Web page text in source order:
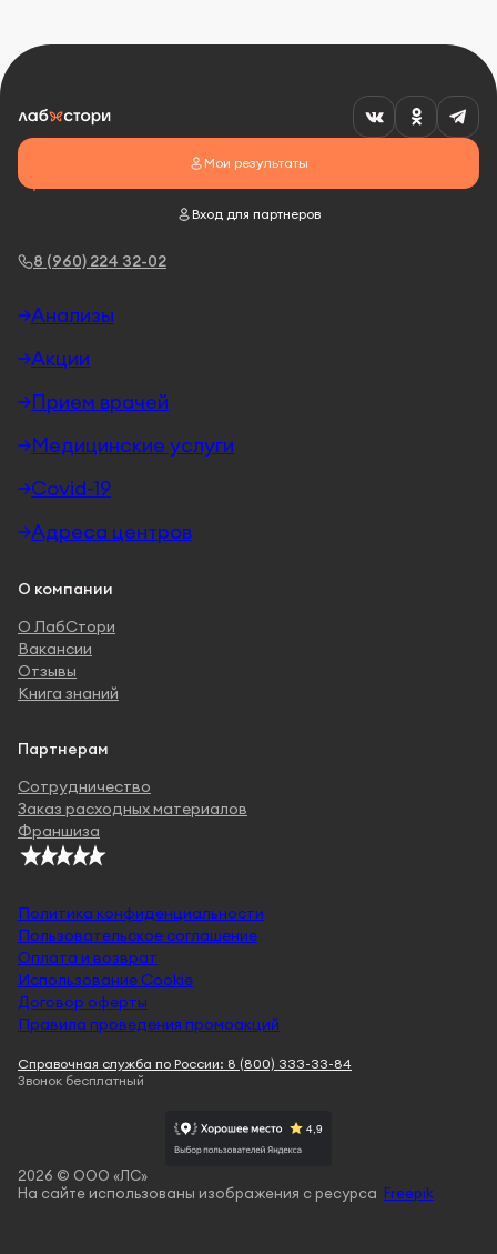
8 (960) 224 32-02
Мои результаты
Вход для партнеров
Анализы
Акции
Прием врачей
Медицинские услуги
Covid-19
Адреса центров
О компании
О ЛабСтори
Вакансии
Отзывы
Книга знаний
Партнерам
Сотрудничество
Заказ расходных материалов
Франшиза
Политика конфиденциальности
Пользовательское соглашение
Оплата и возврат
Использование Cookie
Договор оферты
Правила проведения промоакций
2026 © ООО «ЛС»
На сайте использованы изображения с ресурса Freepik
Справочная служба по России: 8 (800) 333-33-84
Звонок бесплатный